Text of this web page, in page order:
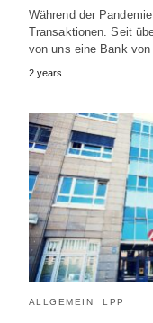
Während der
Transaktionen. Seit
von uns eine Bank von
2 years
ALLGEMEIN LPP